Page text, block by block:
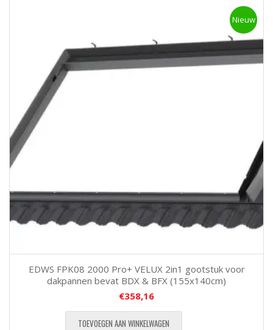
Nieuw
EDWS FPK08 2000 Pro+ VELUX 2in1 gootstuk voor
dakpannen bevat BDX & BFX (155x140cm)
€358,16
TOEVOEGEN AAN WINKELWAGEN